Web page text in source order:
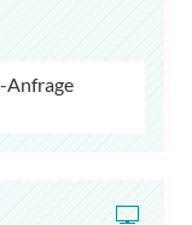
Anfrage